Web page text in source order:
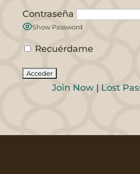
Contraseña
Show Password
Recuérdame
Join Now| Lost